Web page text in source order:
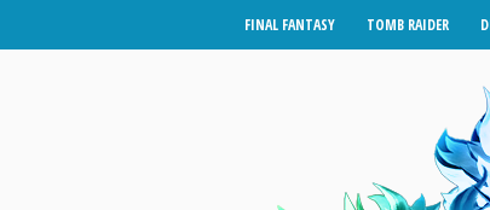
FINAL FANTASY TOMB RAIDER